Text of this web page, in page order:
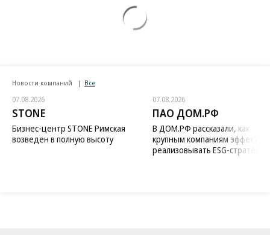
Новости компаний Все
07.08.2026
STONE
Бизнес-центр STONE Римская
возведен в полную высоту
07.08.2026
ПАО ДОМ.РФ
В ДОМ.РФ рассказали, как
крупным компаниям
реализовывать ESG-стратегию